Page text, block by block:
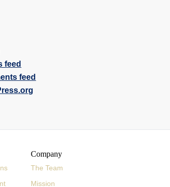
feed
feed
Company
The Team
Mission